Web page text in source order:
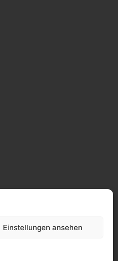
Einstellungen ansehen